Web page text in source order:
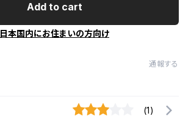
Add to cart
日本国内にお住まいの方向け
通報する
(1)